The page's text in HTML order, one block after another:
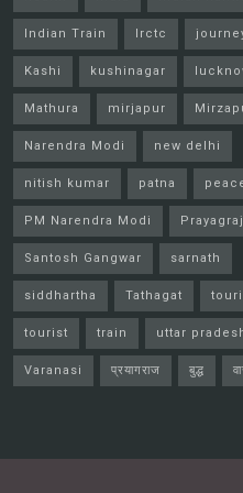
Indian Train Irctc
Kashi kushinagar
Mathura mirjapur
Narendra Modi new delhi
nitish kumar patna
PM Narendra Modi Prayagraj
Santosh Gangwar sarnath
siddhartha Tathagat
tourist train uttar
Varanasi प्रयागराज बुद्ध